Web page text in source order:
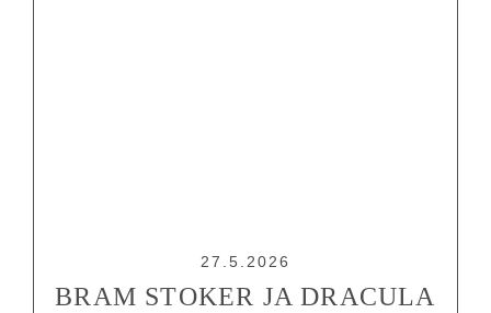
27.5.2026
BRAM STOKER JA DRACULA